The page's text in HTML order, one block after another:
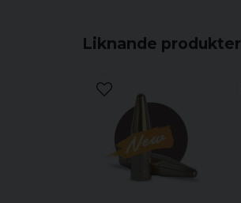
Liknande produkter